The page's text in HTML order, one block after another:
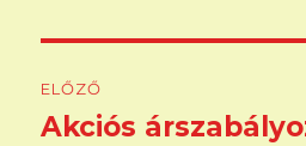
navigáció
ELŐZŐ
Korábbi
Akciós